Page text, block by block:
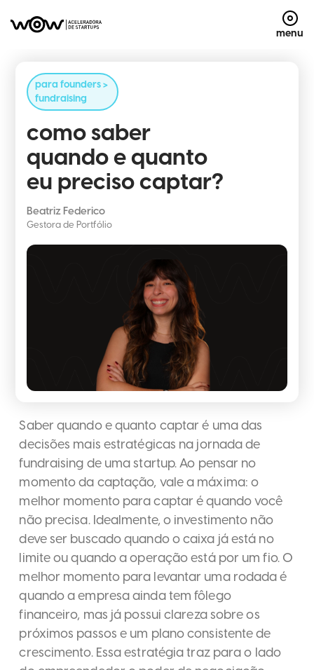
menu
para founders >
fundraising
como saber
quando e quanto
eu preciso captar?
Beatriz Federico
Gestora de Portfólio
Saber quando e quanto captar é uma das
decisões mais estratégicas na jornada de
fundraising de uma startup. Ao pensar no
momento da captação, vale a máxima: o
melhor momento para captar é quando você
não precisa. Idealmente, o investimento não
deve ser buscado quando o caixa já está no
limite ou quando a operação está por um fio. O
melhor momento para levantar uma rodada é
quando a empresa ainda tem fôlego
financeiro, mas já possui clareza sobre os
próximos passos e um plano consistente de
crescimento. Essa estratégia traz para o lado